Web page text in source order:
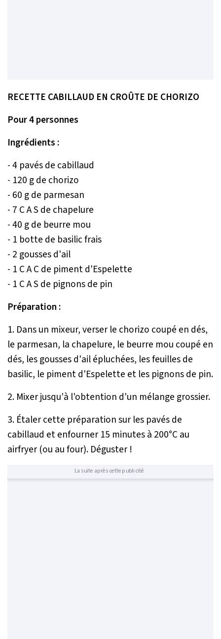
RECETTE CABILLAUD EN CROÛTE DE CHORIZO
Pour 4 personnes
Ingrédients :
- 4 pavés de cabillaud
- 120 g de chorizo
- 60 g de parmesan
- 7 C A S de chapelure
- 40 g de beurre mou
- 1 botte de basilic frais
- 2 gousses d'ail
- 1 C A C de piment d'Espelette
- 1 C A S de pignons de pin
Préparation :
1. Dans un mixeur, verser le chorizo coupé en dés,
le parmesan, la chapelure, le beurre mou coupé en
dés, les gousses d'ail épluchées, les feuilles de
basilic, le piment d'Espelette et les pignons de pin.
2. Mixer jusqu'à l'obtention d'un mélange grossier.
3. Étaler cette préparation sur les pavés de
cabillaud et enfourner 15 minutes à 200°C au
airfryer (ou au four). Déguster !
La suite après cette publicité